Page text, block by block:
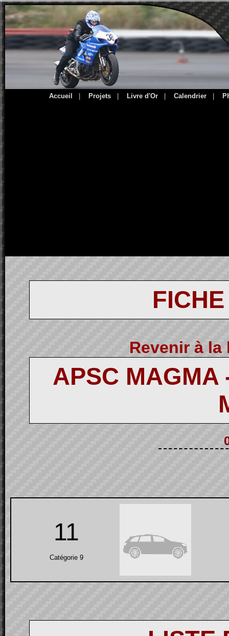
Accueil Projets Livre d'Or Calendrier
Revenir à
APSC MAGMA
11
Catégorie 9